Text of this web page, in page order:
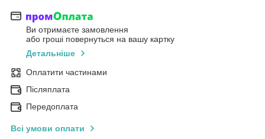
Ви отримаєте замовлення
або гроші повернуться на вашу картку
Детальніше
Оплатити частинами
Післяплата
Передоплата
Всі умови оплати